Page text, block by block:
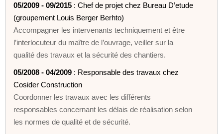
05/2009 - 09/2015 : Chef de projet chez Bureau D’etude
(groupement Louis Berger Berhto)
Accompagner les intervenants techniquement et être
l’interlocuteur du maître de l’ouvrage, veiller sur la
qualité des travaux et la sécurité des chantiers.
05/2008 - 04/2009 : Responsable des travaux chez
Cosider Construction
Coordonner les travaux avec les différents
responsables concernant les délais de réalisation selon
les normes de qualité et de sécurité.